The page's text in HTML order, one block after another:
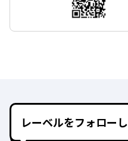
レーベルをフォロー